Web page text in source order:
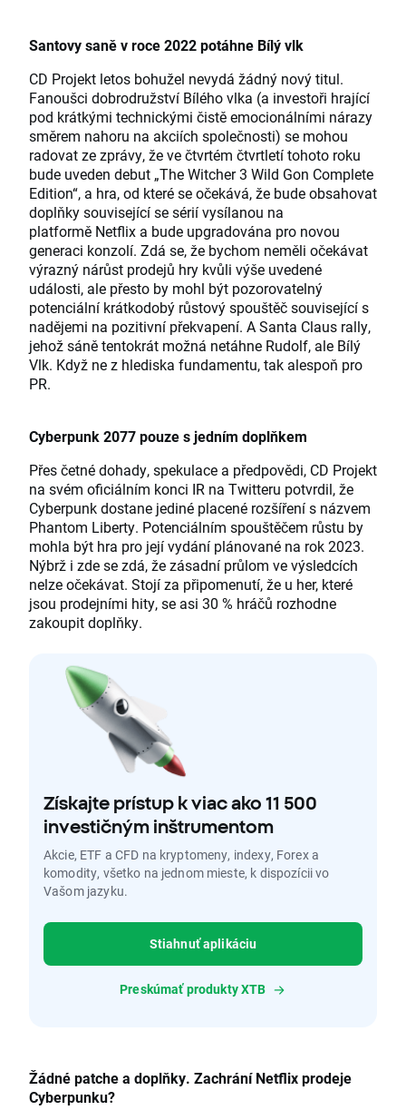
Santovy saně v roce 2022 potáhne Bílý vlk
CD Projekt letos bohužel nevydá žádný nový titul.
Fanoušci dobrodružství Bílého vlka (a investoři hrající
pod krátkými technickými čistě emocionálními nárazy
směrem nahoru na akciích společnosti) se mohou
radovat ze zprávy, že ve čtvrtém čtvrtletí tohoto roku
bude uveden debut „The Witcher 3 Wild Gon Complete
Edition“, a hra, od které se očekává, že bude obsahovat
doplňky související se sérií vysílanou na
platformě Netflix a bude upgradována pro novou
generaci konzolí. Zdá se, že bychom neměli očekávat
výrazný nárůst prodejů hry kvůli výše uvedené
události, ale přesto by mohl být pozorovatelný
potenciální krátkodobý růstový spouštěč související s
nadějemi na pozitivní překvapení. A Santa Claus rally,
jehož sáně tentokrát možná netáhne Rudolf, ale Bílý
Vlk. Když ne z hlediska fundamentu, tak alespoň pro
PR.
Cyberpunk 2077 pouze s jedním doplňkem
Přes četné dohady, spekulace a předpovědi, CD Projekt
na svém oficiálním konci IR na Twitteru potvrdil, že
Cyberpunk dostane jediné placené rozšíření s názvem
Phantom Liberty. Potenciálním spouštěčem růstu by
mohla být hra pro její vydání plánované na rok 2023.
Nýbrž i zde se zdá, že zásadní průlom ve výsledcích
nelze očekávat. Stojí za připomenutí, že u her, které
jsou prodejními hity, se asi 30 % hráčů rozhodne
zakoupit doplňky.
Získajte prístup k viac ako 11 500
investičným inštrumentom
Akcie, ETF a CFD na kryptomeny, indexy, Forex a
komodity, všetko na jednom mieste, k dispozícii vo
Vašom jazyku.
Stiahnuť aplikáciu
Preskúmať produkty XTB
Žádné patche a doplňky. Zachrání Netflix prodeje
Cyberpunku?